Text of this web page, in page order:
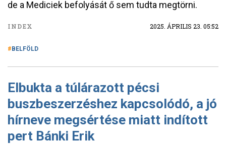
de a Mediciek befolyását ő sem tudta megtörni.
INDEX 2025. ÁPRILIS 23. 05:52
BELFÖLD
Elbukta a túlárazott pécsi
buszbeszerzéshez kapcsolódó, a jó
hírneve megsértése miatt indított
pert Bánki Erik